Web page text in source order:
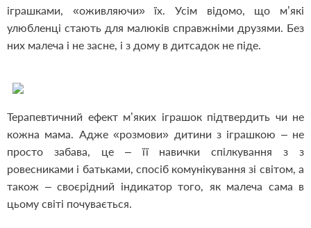
іграшками, «оживляючи» їх. Усім відомо, що м’які
улюбленці стають для малюків справжніми друзями. Без
них малеча і не засне, і з дому в дитсадок не піде.
Терапевтичний ефект м’яких іграшок підтвердить чи не
кожна мама. Адже «розмови» дитини з іграшкою – не
просто забава, це – її навички спілкування з з
ровесниками і батьками, спосіб комунікування зі світом, а
також – своєрідний індикатор того, як малеча сама в
цьому світі почувається.